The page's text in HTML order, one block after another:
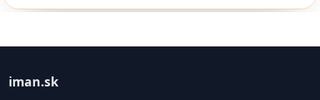
iman.sk